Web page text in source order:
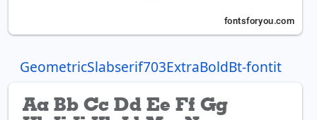
GeometricSlabserif703ExtraBoldBt-fontit